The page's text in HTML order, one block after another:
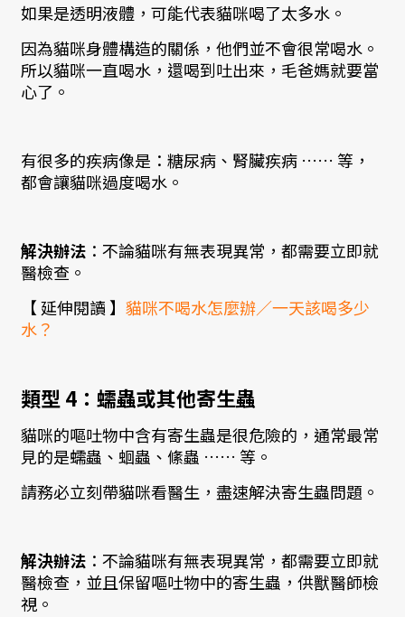
如果是透明液體，可能代表貓咪喝了太多水。
因為貓咪身體構造的關係，他們並不會很常喝水。
所以貓咪一直喝水，還喝到吐出來，毛爸媽就要當
心了。
有很多的疾病像是：糖尿病、腎臟疾病 …… 等，
都會讓貓咪過度喝水。
解決辦法 ：不論貓咪有無表現異常，都需要立即就
醫檢查。
【 延伸閱讀 】貓咪不喝水怎麼辦／一天該喝多少
水？
類型 4：蠕蟲或其他寄生蟲
貓咪的嘔吐物中含有寄生蟲是很危險的，通常最常
見的是蠕蟲、蛔蟲、絛蟲 …… 等。
請務必立刻帶貓咪看醫生，盡速解決寄生蟲問題。
解決辦法 ：不論貓咪有無表現異常，都需要立即就
醫檢查，並且保留嘔吐物中的寄生蟲，供獸醫師檢
視。